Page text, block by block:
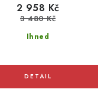
Ihned
2 958 Kč
3 480 Kč